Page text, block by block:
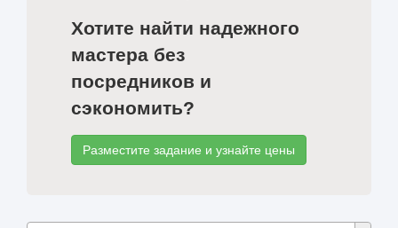
Хотите найти надежного
мастера без
посредников и
сэкономить?
Разместите задание и узнайте цены